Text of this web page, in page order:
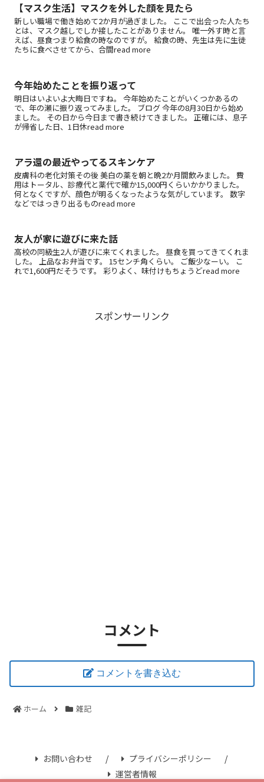
【マスク生活】マスクを外した顔を見たら
新しい職場で働き始めて2か月が過ぎました。 ここで出会った人たち
とは、マスク越しでしか接したことがありません。 唯一外す時と言
えば、昼食つまり給食の時なのですが。 給食の時、先生は先に生徒
たちに食べさせてから、合間read more
今年始めたことを振り返って
明日はいよいよ大晦日ですね。 今年始めたことがいくつかあるの
で、年の瀬に振り返ってみました。 ブログ 今年の8月30日から始め
ました。 その日から今日まで書き続けてきました。 正確には、息子
が帰省した日、1日休read more
アラ還の最近やってるスキンケア
皮膚科の老化対策その後 美白の薬を朝と晩2か月間飲みました。 費
用はトータル、診療代と薬代で確か15,000円くらいかかりました。
何となくですが、顔色が明るくなったような気がしています。 数字
などではっきり出るものread more
友人が家に遊びに来た話
高校の同級生2人が遊びに来てくれました。 昼食を買ってきてくれま
した。 上品なお弁当です。 15センチ角くらい。 ご飯少なーい。 こ
れで1,600円だそうです。 彩りよく、味付けもちょうどread more
スポンサーリンク
コメント
コメントを書き込む
ホーム 雑記
お問い合わせ
プライバシーポリシー
運営者情報